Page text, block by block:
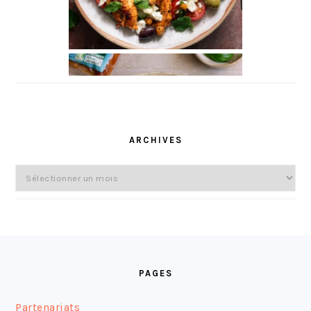
ARCHIVES
Archives
PAGES
Partenariats